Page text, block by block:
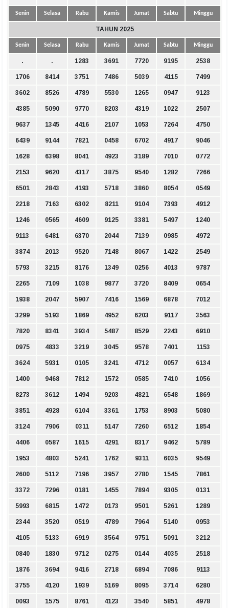
Senin Selasa Rabu Kamis Jumat Sabtu Minggu
TAHUN 2025
Senin Selasa Rabu Kamis Jumat Sabtu Minggu
. . 1283 3691 7720 9195 2538
1706 8414 3751 7486 5039 4115 7499
3602 8526 4789 5530 1265 0947 9123
4385 5090 9770 8203 4319 1022 2507
9637 1345 4416 2107 1053 7264 4750
6439 9144 7821 0458 6702 4917 9046
1628 6398 8041 4923 3189 7010 0772
2153 9620 4317 3875 9540 1282 7266
6501 2843 4193 5718 3860 8054 0549
2218 7163 6302 8211 9104 7393 4912
1246 0565 4609 9125 3381 5497 1240
9113 6481 6370 2044 7139 0985 4972
3874 2013 9520 7148 8067 1422 2549
5793 3215 8176 1349 0256 4013 9787
2265 7109 1038 9877 3720 8409 0654
1938 2047 5907 7416 1569 6878 7012
3299 5193 1869 4952 6203 9117 3563
7820 8341 3934 5487 8529 2243 6910
0975 4833 3219 3045 9578 7401 1153
3624 5931 0105 3241 4712 0057 6134
1400 9468 7812 1572 0585 7410 1056
8273 3612 1494 9203 4821 6548 1869
3851 4928 6104 3361 1753 8903 5080
3124 7906 0311 5147 7260 6512 1854
4406 0587 1615 4291 8317 9462 5789
1953 4803 5241 1762 9311 6035 9549
2600 5112 7196 3957 2780 1545 7861
3372 7296 0181 1455 7894 9305 0131
5993 6815 1472 0173 9501 5261 1289
2344 3520 0519 4789 7964 5140 0953
4105 5133 6919 3564 9751 5091 3212
0840 1830 9712 0275 0144 4035 2518
1876 3694 9416 2718 6894 7086 9113
3755 4120 1939 5169 8095 3714 6280
0093 1575 8761 4123 3540 5851 4978